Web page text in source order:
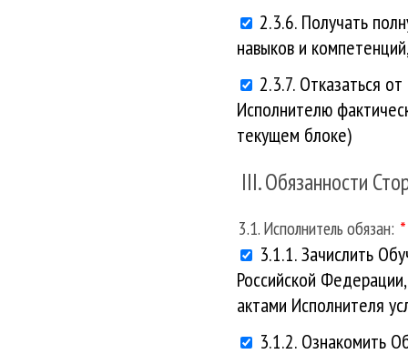
2.3.6. Получать
навыков и
2.3.7. Отказаться
Исполнителю
текущем блоке)
III. Обязанности
3.1. Исполнитель обязан:
3.1.1. Зачислить
Российской
актами Исполнителя
3.1.2. Ознакомить